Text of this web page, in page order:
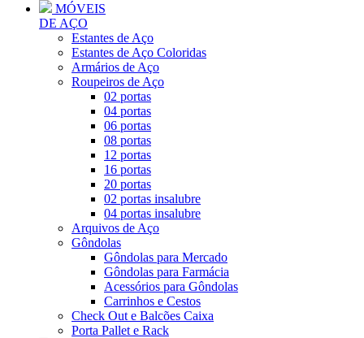
MÓVEIS
DE AÇO
Estantes de Aço
Estantes de Aço Coloridas
Armários de Aço
Roupeiros de Aço
02 portas
04 portas
06 portas
08 portas
12 portas
16 portas
20 portas
02 portas insalubre
04 portas insalubre
Arquivos de Aço
Gôndolas
Gôndolas para Mercado
Gôndolas para Farmácia
Acessórios para Gôndolas
Carrinhos e Cestos
Check Out e Balcões Caixa
Porta Pallet e Rack